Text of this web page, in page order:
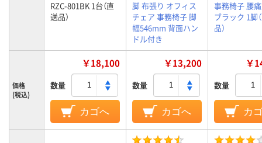
RZC-801BK 1台（直
送品）
脚 布張り オフィス
チェア 事務椅子 脚
幅546mm 背面ハン
ドル付き
事務椅子 腰
ブラック 1脚
品）
価格
(税込)
￥18,100
数量
カゴへ
￥13,200
数量
カゴへ
￥
数量
カ